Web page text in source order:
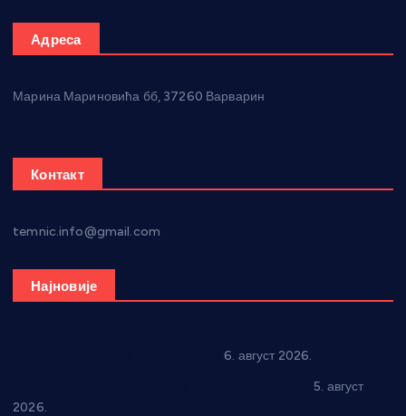
Адреса
Марина Мариновића бб, 37260 Варварин
Контакт
temnic.info@gmail.com
Најновије
6. август 2026.
5. август
2026.